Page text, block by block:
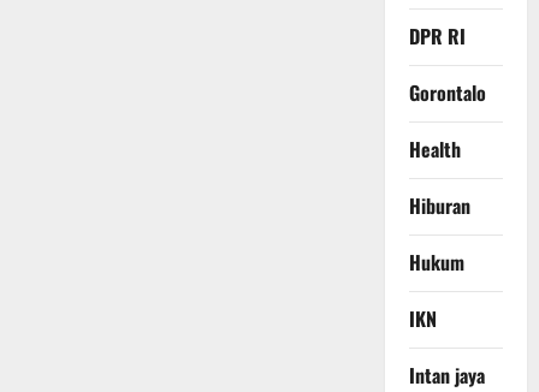
DPR RI
Gorontalo
Health
Hiburan
Hukum
IKN
Intan jaya